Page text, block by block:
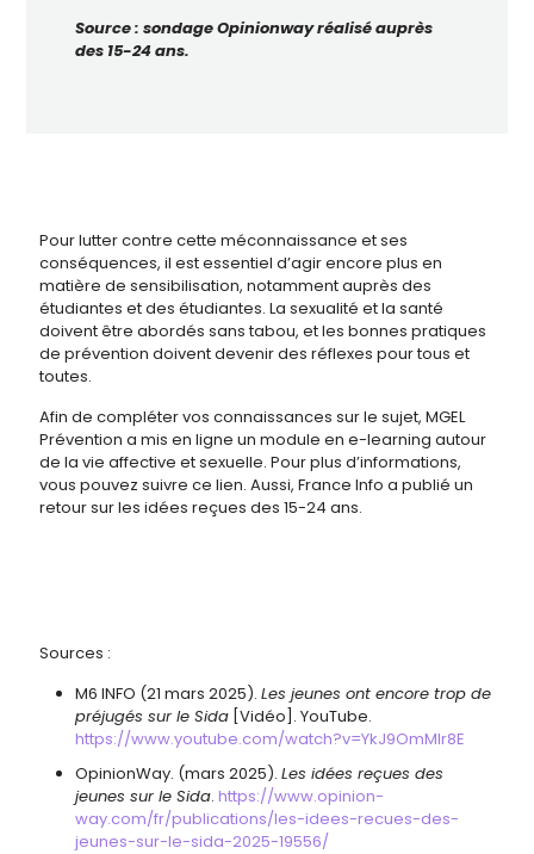
Source : sondageOpinionwayréalisé auprès
des 15-24 ans.
Pour lutter contre cette méconnaissance et ses
conséquences, il est essentiel d’agir encore plus en
matière de sensibilisation, notamment auprès des
étudiantes et des étudiantes. La sexualité et la santé
doivent être abordés sans tabou, et les bonnes pratiques
de prévention doivent devenir des réflexes pour tous et
toutes.
Afin de compléter vos connaissances sur le sujet, MGEL
Prévention a mis en ligne un module en e-learning autour
de la vie affective et sexuelle. Pour plus d’informations,
vous pouvez suivre ce lien. Aussi, France Info a publié un
retour sur les idées reçues des 15-24 ans.
Sources :
M6 INFO (21 mars 2025). Les jeunes ont encore trop de
préjugés sur le Sida [Vidéo]. YouTube.
https://www.youtube.com/watch?v=YkJ9OmMlr8E
OpinionWay. (mars 2025). Les idées reçues des
jeunes sur le Sida. https://www.opinion-
way.com/fr/publications/les-idees-recues-des-
jeunes-sur-le-sida-2025-19556/